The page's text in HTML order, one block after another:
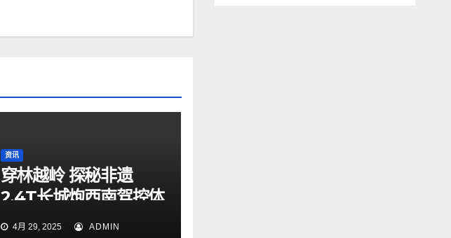
资讯
穿林越岭 探秘非遗
2.4T长城炮西南驾控体
验营贵阳站燃擎启动
4月 29, 2025 ADMIN